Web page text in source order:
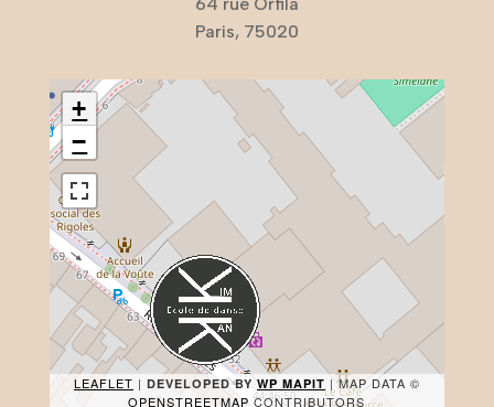
Paris, 75020
+
−
LEAFLET | DEVELOPED BYWP MAPIT | MAP DATA ©
OPENSTREETMAP CONTRIBUTORS